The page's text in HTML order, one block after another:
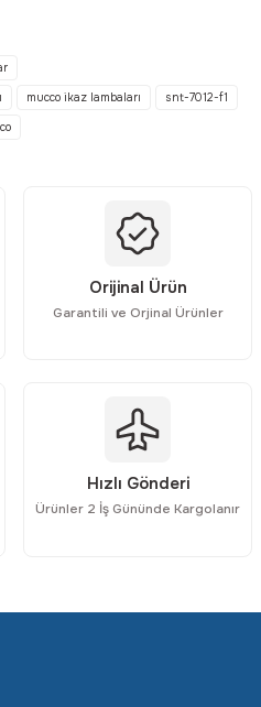
öneri formunu kullanarak
pahalı.
mucco ikaz lambaları snt-7012-f1
Orijinal Ürün
Garantili ve Orjinal Ürünler
Hızlı Gönderi
Ürünler 2 İş Gününde Kargolanır